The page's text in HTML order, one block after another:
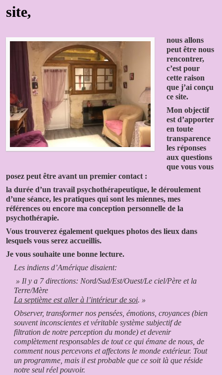
site,
nous allons
peut être nous
rencontrer,
c’est pour
cette raison
que j’ai conçu
ce site.
Mon objectif
est d’apporter
en toute
transparence
les réponses
aux questions
que vous vous
posez peut être avant un premier contact :
la durée d’un travail psychothérapeutique, le déroulement
d’une séance, les pratiques qui sont les miennes, mes
références ou encore ma conception personnelle de la
psychothérapie.
Vous trouverez également quelques photos des lieux dans
lesquels vous serez accueillis.
Je vous souhaite une bonne lecture.
Les indiens d’Amérique disaient:
» Il y a 7 directions: Nord/Sud/Est/Ouest/Le ciel/Père et la
Terre/Mère
La septième est aller à l’intérieur de soi. »
Observer, transformer nos pensées, émotions, croyances (bien
souvent inconscientes et véritable système subjectif de
filtration de notre perception du monde) et devenir
complètement responsables de tout ce qui émane de nous, de
comment nous percevons et affectons le monde extérieur. Tout
un programme, mais il est probable que ce soit là que réside
notre seul réel pouvoir.